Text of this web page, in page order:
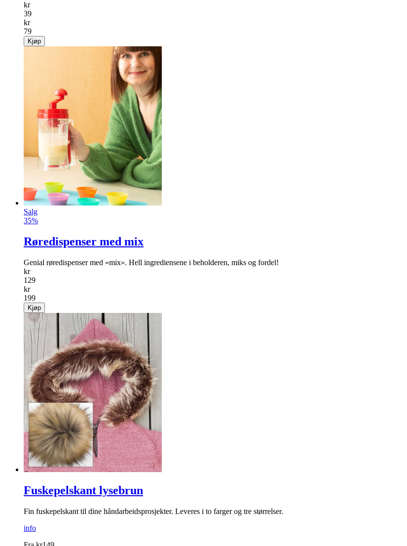
kr
39
kr
79
Kjøp
Salg
35%
Røredispenser med mix
Genial røredispenser med «mix». Hell ingrediensene i beholderen, miks og fordel!
kr
129
kr
199
Kjøp
Fuskepelskant lysebrun
Fin fuskepelskant til dine håndarbeidsprosjekter. Leveres i to farger og tre størrelser.
info